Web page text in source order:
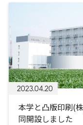
2023.04.20
本学と凸版印刷(
同開設しました